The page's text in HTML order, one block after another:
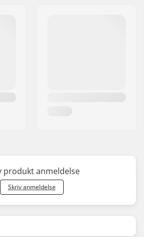
produkt anmeldelse
Skriv anmeldelse